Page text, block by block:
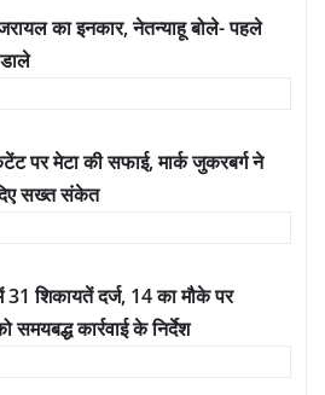
का इनकार, नेतन्याहू बोले- पहले
पर मेटा की सफाई, मार्क जुकरबर्ग ने
सख्त संकेत
शिकायतें दर्ज, 14 का मौके पर
समयबद्ध कार्रवाई के निर्देश